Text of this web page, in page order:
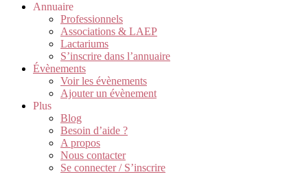
Annuaire
Professionnels
Associations & LAEP
Lactariums
S’inscrire dans l’annuaire
Évènements
Voir les évènements
Ajouter un évènement
Plus
Blog
Besoin d’aide ?
A propos
Nous contacter
Se connecter / S’inscrire